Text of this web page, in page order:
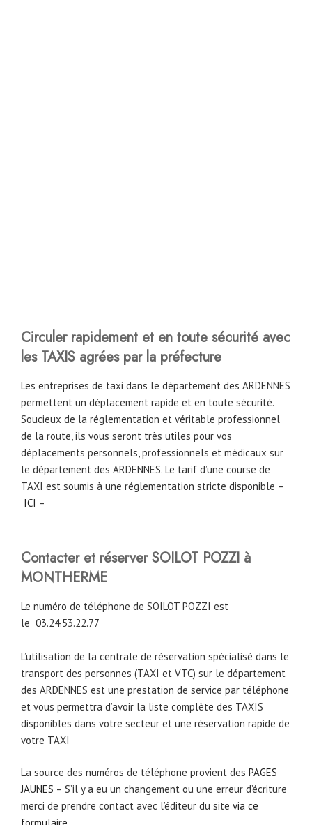
Circuler rapidement et en toute sécurité avec
les TAXIS agrées par la préfecture
Les entreprises de taxi dans le département des ARDENNES
permettent un déplacement rapide et en toute sécurité.
Soucieux de la réglementation et véritable professionnel
de la route, ils vous seront très utiles pour vos
déplacements personnels, professionnels et médicaux sur
le département des ARDENNES. Le tarif d’une course de
TAXI est soumis à une réglementation stricte disponible –
ICI –
Contacter et réserver SOILOT POZZI à
MONTHERME
Le numéro de téléphone de SOILOT POZZI est
le 03.24.53.22.77
L’utilisation de la centrale de réservation spécialisé dans le
transport des personnes (TAXI et VTC) sur le département
des ARDENNES est une prestation de service par téléphone
et vous permettra d’avoir la liste complète des TAXIS
disponibles dans votre secteur et une réservation rapide de
votre TAXI
La source des numéros de téléphone provient des PAGES
JAUNES – S’il y a eu un changement ou une erreur d’écriture
merci de prendre contact avec l’éditeur du site via ce